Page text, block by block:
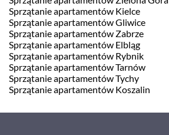
Sprzątanie apartamentów Kielce
Sprzątanie apartamentów Gliwice
Sprzątanie apartamentów Zabrze
Sprzątanie apartamentów Elbląg
Sprzątanie apartamentów Rybnik
Sprzątanie apartamentów Tarnów
Sprzątanie apartamentów Tychy
Sprzątanie apartamentów Koszalin